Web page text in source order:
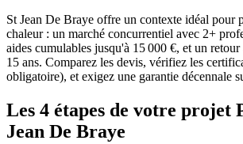
St Jean De Braye offre un contexte idéal pour
chaleur : un marché concurrentiel avec 2+
aides cumulables jusqu'à 15 000 €, et un retour
15 ans. Comparez les devis, vérifiez les
obligatoire), et exigez une garantie décennale
Les 4 étapes de votre projet
Jean De Braye